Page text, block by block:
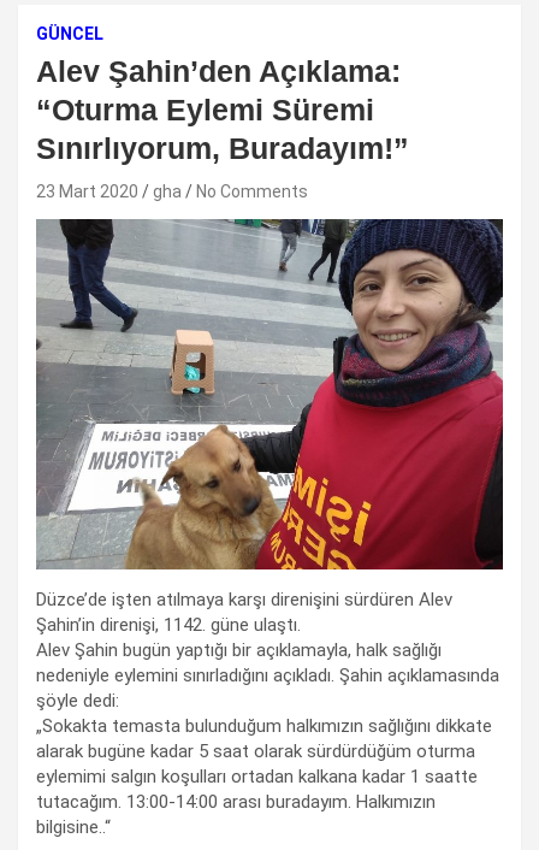
GÜNCEL
Alev Şahin’den Açıklama:
“Oturma Eylemi Süremi
Sınırlıyorum, Buradayım!”
23 Mart 2020 gha No Comments
Düzce’de işten atılmaya karşı direnişini sürdüren Alev
Şahin’in direnişi, 1142. güne ulaştı.
Alev Şahin bugün yaptığı bir açıklamayla, halk sağlığı
nedeniyle eylemini sınırladığını açıkladı. Şahin açıklamasında
şöyle dedi:
„Sokakta temasta bulunduğum halkımızın sağlığını dikkate
alarak bugüne kadar 5 saat olarak sürdürdüğüm oturma
eylemimi salgın koşulları ortadan kalkana kadar 1 saatte
tutacağım. 13:00-14:00 arası buradayım. Halkımızın
bilgisine..“